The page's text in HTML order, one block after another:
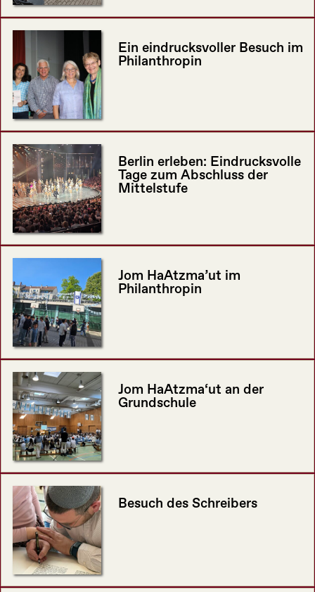
Ein eindrucksvoller Besuch im
Philanthropin
Berlin erleben: Eindrucksvolle
Tage zum Abschluss der
Mittelstufe
Jom HaAtzma’ut im
Philanthropin
Jom HaAtzma‘ut an der
Grundschule
Besuch des Schreibers